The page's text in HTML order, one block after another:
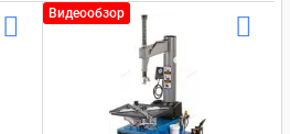
Видеообзор